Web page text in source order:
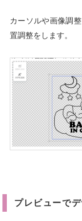
カーソルや画像調
置調整をします。
プレビューで